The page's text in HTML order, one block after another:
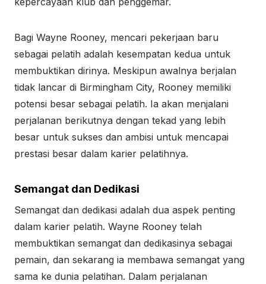
Bagi Wayne Rooney, mencari pekerjaan baru
sebagai pelatih adalah kesempatan kedua untuk
membuktikan dirinya. Meskipun awalnya berjalan
tidak lancar di Birmingham City, Rooney memiliki
potensi besar sebagai pelatih. Ia akan menjalani
perjalanan berikutnya dengan tekad yang lebih
besar untuk sukses dan ambisi untuk mencapai
prestasi besar dalam karier pelatihnya.
Semangat dan Dedikasi
Semangat dan dedikasi adalah dua aspek penting
dalam karier pelatih. Wayne Rooney telah
membuktikan semangat dan dedikasinya sebagai
pemain, dan sekarang ia membawa semangat yang
sama ke dunia pelatihan. Dalam perjalanan